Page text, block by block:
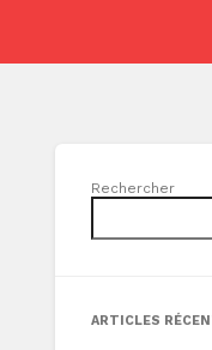
Rechercher
ARTICLES